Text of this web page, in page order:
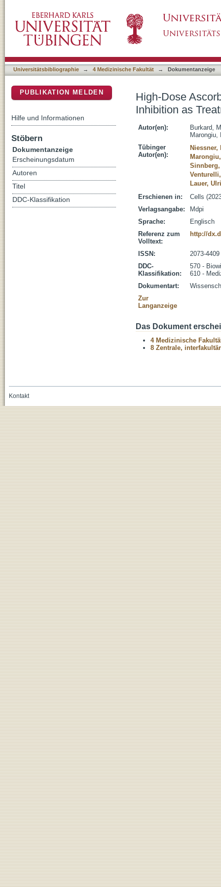
Malignant Melanoma
Universitätsbibliographie → 4 Medizinische Fakultät → Dokumentanzeige
High-Dose
Inhibition as
Autor(en):
Burkard,
Marongiu,
Tübinger
Autor(en):
Niessner,
Lauer,
Erschienen in:
Cells
Verlagsangabe:
Mdpi
Sprache:
Englisch
Referenz zum
Volltext:
http://
ISSN:
2073-4409
DDC-
Klassifikation:
570 -
610 -
Dokumentart:
Zur
Langanzeige
Das Dokument
4 Medizinische
8 Zentrale,
PUBLIKATION MELDEN
Hilfe und Informationen
Stöbern
Dokumentanzeige
Erscheinungsdatum
Autoren
Titel
DDC-Klassifikation
Kontakt